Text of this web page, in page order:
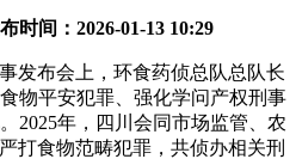
时间： 2026-01-13 10:29
布会上，环食药侦总队总队长
物平安犯罪、强化学问产权刑事
2025年，四川会同市场监管、农
打食物范畴犯罪，共侦办相关刑